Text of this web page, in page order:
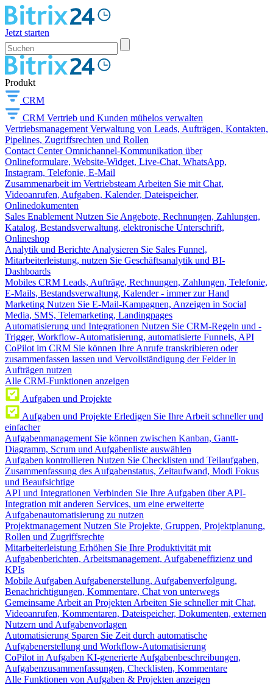
Jetzt starten
Produkt
CRM
CRM Vertrieb und Kunden mühelos verwalten
Vertriebsmanagement Verwaltung von Leads, Aufträgen, Kontakten,
Pipelines, Zugriffsrechten und Rollen
Contact Center Omnichannel-Kommunikation über
Onlineformulare, Website-Widget, Live-Chat, WhatsApp,
Instagram, Telefonie, E-Mail
Zusammenarbeit im Vertriebsteam Arbeiten Sie mit Chat,
Videoanrufen, Aufgaben, Kalender, Dateispeicher,
Onlinedokumenten
Sales Enablement Nutzen Sie Angebote, Rechnungen, Zahlungen,
Katalog, Bestandsverwaltung, elektronische Unterschrift,
Onlineshop
Analytik und Berichte Analysieren Sie Sales Funnel,
Mitarbeiterleistung, nutzen Sie Geschäftsanalytik und BI-
Dashboards
Mobiles CRM Leads, Aufträge, Rechnungen, Zahlungen, Telefonie,
E-Mails, Bestandsverwaltung, Kalender - immer zur Hand
Marketing Nutzen Sie E-Mail-Kampagnen, Anzeigen in Social
Media, SMS, Telemarketing, Landingpages
Automatisierung und Integrationen Nutzen Sie CRM-Regeln und -
Trigger, Workflow-Automatisierung, automatisierte Funnels, API
CoPilot im CRM Sie können Ihre Anrufe transkribieren oder
zusammenfassen lassen und Vervollständigung der Felder in
Aufträgen nutzen
Alle CRM-Funktionen anzeigen
Aufgaben und Projekte
Aufgaben und Projekte Erledigen Sie Ihre Arbeit schneller und
einfacher
Aufgabenmanagement Sie können zwischen Kanban, Gantt-
Diagramm, Scrum und Aufgabenliste auswählen
Aufgaben kontrollieren Nutzen Sie Checklisten und Teilaufgaben,
Zusammenfassung des Aufgabenstatus, Zeitaufwand, Modi Fokus
und Beaufsichtige
API und Integrationen Verbinden Sie Ihre Aufgaben über API-
Integration mit anderen Services, um eine erweiterte
Aufgabenautomatisierung zu nutzen
Projektmanagement Nutzen Sie Projekte, Gruppen, Projektplanung,
Rollen und Zugriffsrechte
Mitarbeiterleistung Erhöhen Sie Ihre Produktivität mit
Aufgabenberichten, Arbeitsmanagement, Aufgabeneffizienz und
KPIs
Mobile Aufgaben Aufgabenerstellung, Aufgabenverfolgung,
Benachrichtigungen, Kommentare, Chat von unterwegs
Gemeinsame Arbeit an Projekten Arbeiten Sie schneller mit Chat,
Videoanrufen, Kommentaren, Dateispeicher, Dokumenten, externen
Nutzern und Aufgabenvorlagen
Automatisierung Sparen Sie Zeit durch automatische
Aufgabenerstellung und Workflow-Automatisierung
CoPilot in Aufgaben KI-generierte Aufgabenbeschreibungen,
Aufgabenzusammenfassungen, Checklisten, Kommentare
Alle Funktionen von Aufgaben & Projekten anzeigen